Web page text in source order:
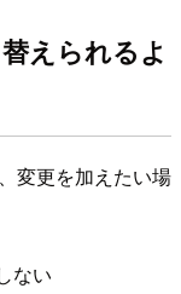
えられるよ
変更を加えたい場
ない